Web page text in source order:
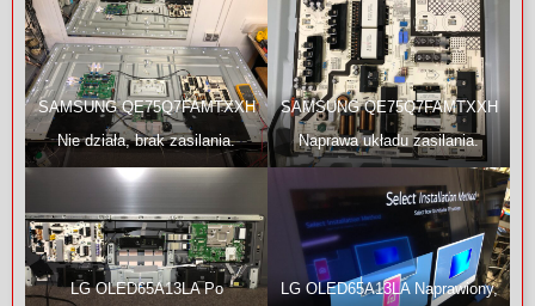
SAMSUNG QE75Q7FAMTXXH
Nie działa, brak zasilania.
SAMSUNG QE75Q7FAMTXXH
Naprawa układu zasilania.
LG OLED65A13LA Po
LG OLED65A13LA Naprawiony,